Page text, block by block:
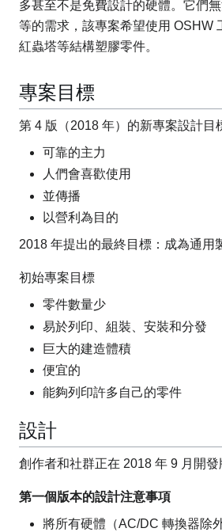
多甚至不是免費設計的硬體。它們
等的需求，該專案希望使用 OSHW
紅蟲塔等結構塑膠零件。
專案目標
第 4 版（2018 年）的新專案設計目
可靠的主力
人們會喜歡使用
並傳播
以營利為目的
2018 年提出的最終目標：成為通用
初始專案目標
零件數量少
易於列印、組裝、安裝和分發
巨大的建造體積
便宜的
能夠列印許多自己的零件
設計
創作者和社群正在 2018 年 9 月開發
第一個版本的設計注意事項
將所有硬體（AC/DC 轉換器除